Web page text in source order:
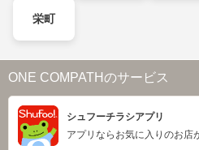
栄町
ONE COMPATHのサービス
シュフーチラシアプリ
アプリならお気に入りのお店